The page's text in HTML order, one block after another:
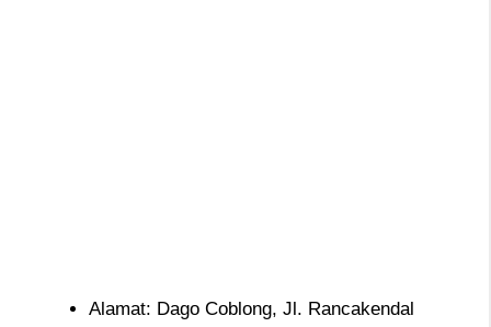
Alamat: Dago Coblong, Jl. Rancakendal